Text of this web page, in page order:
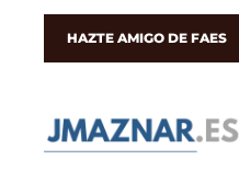
HAZTE AMIGO DE FAES